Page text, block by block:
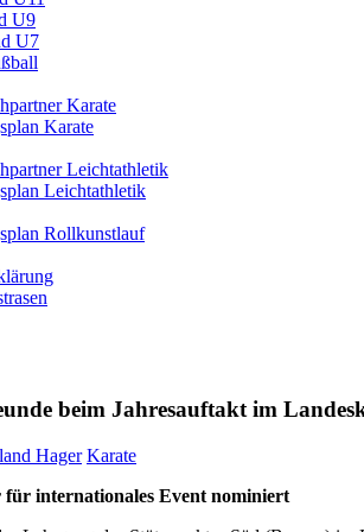
U9
U7
Karate
Karate
Leichtathletik
Leichtathletik
Rollkunstlauf
beim Jahresauftakt im
Hager Karate
für internationales Event nominiert